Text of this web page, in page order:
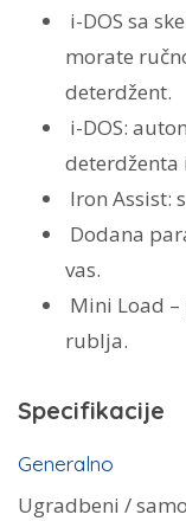
i-DOS sa
morate
deterdžent.
i-DOS:
deterdženta
Iron Assist:
Dodana
vas.
Mini Load –
rublja.
Specifikacije
Generalno
Ugradbeni /